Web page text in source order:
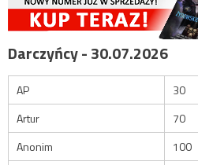
Darczyńcy - 30.07.2026
AP
30
Artur
70
Anonim
100